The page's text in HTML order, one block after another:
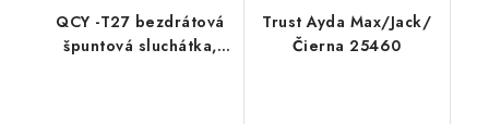
QCY -T27 bezdrátová
špuntová sluchátka,
Trust Ayda Max/Jack/
Čierna 25460